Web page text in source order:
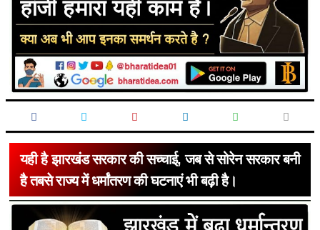
यही है झारखंड सरकार की सच्चाई, जब से सोरेन सरकार बनी
है तबसे राज्य में धर्मांतरण की घटनाएं भी बढ़ी है।